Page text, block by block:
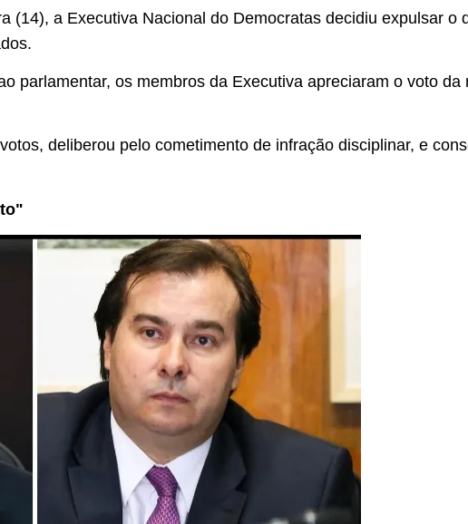
(14), a Executiva Nacional do Democratas decidiu expulsar o
parlamentar, os membros da Executiva apreciaram o voto da
deliberou pelo cometimento de infração disciplinar, e